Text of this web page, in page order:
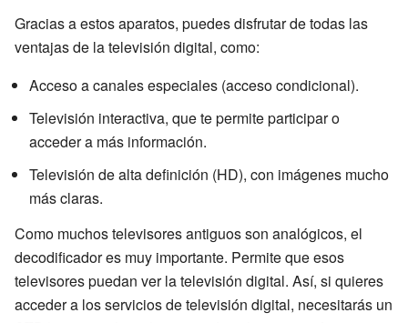
Gracias a estos aparatos, puedes disfrutar de todas las
ventajas de la televisión digital, como:
Acceso a canales especiales (acceso condicional).
Televisión interactiva, que te permite participar o
acceder a más información.
Televisión de alta definición (HD), con imágenes mucho
más claras.
Como muchos televisores antiguos son analógicos, el
decodificador es muy importante. Permite que esos
televisores puedan ver la televisión digital. Así, si quieres
acceder a los servicios de televisión digital, necesitarás un